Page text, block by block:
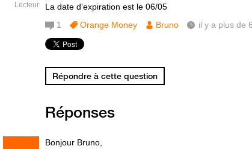
La date d’expiration est le 06/05
Lecteur
1 Orange Money Bruno il y a plus de
Répondre à cette question
Réponses
Bonjour Bruno,